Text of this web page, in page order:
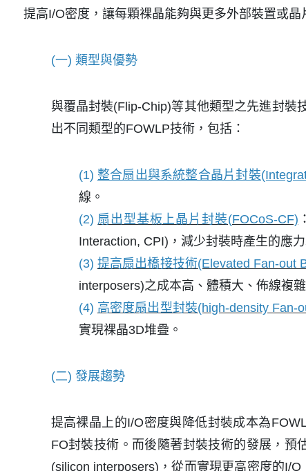
提高I/O密度，讓每顆裸晶能夠與更多外部裝置或
(一) 類型與優勢
與覆晶封裝(Flip-Chip)等其他類型之先進封裝
出不同類型的FOWLP技術，包括：
(1) 整合扇出與系統整合晶片封裝
線。
(2) 扇出型基板上晶片封裝(FOCoS-CF) ：
Interaction, CPI)，減少封裝時產生的應
(3) 提高扇出橋接技術(Elevated Fan-out
interposers)之成本高、體積大、佈線複
(4) 高密度扇出型封裝(high-density Fan-
實現裸晶3D堆疊。
(二) 發展趨勢
提高裸晶上的I/O密度與降低封裝成本為
FO封裝技術。而後隨著封裝技術的發展，預
(silicon interposers)，從而實現更高密度的I/